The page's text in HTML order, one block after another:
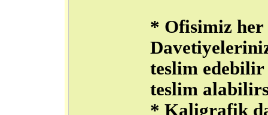
* Ofisimiz her
teslim edebilir
teslim
* Kaligrafik